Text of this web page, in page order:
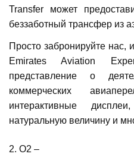
Transfer может
беззаботный трансфер из
Просто забронируйте нас,
Emirates Aviation
представление о
коммерческих
интерактивные
натуральную величину и
2. O2 –